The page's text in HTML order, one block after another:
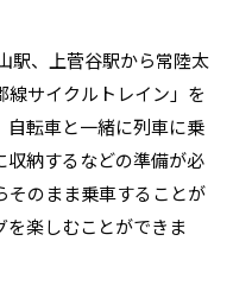
駅、上菅谷駅から常陸太
サイクルトレイン」を
自転車と一緒に列車に乗
収納するなどの準備が必
そのまま乗車することが
を楽しむことができま